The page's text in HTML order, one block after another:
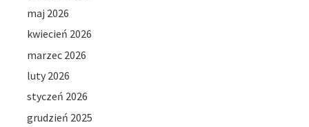
maj 2026
kwiecień 2026
marzec 2026
luty 2026
styczeń 2026
grudzień 2025